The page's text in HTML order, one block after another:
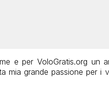
e per VoloGratis.org un
mia grande passione per i